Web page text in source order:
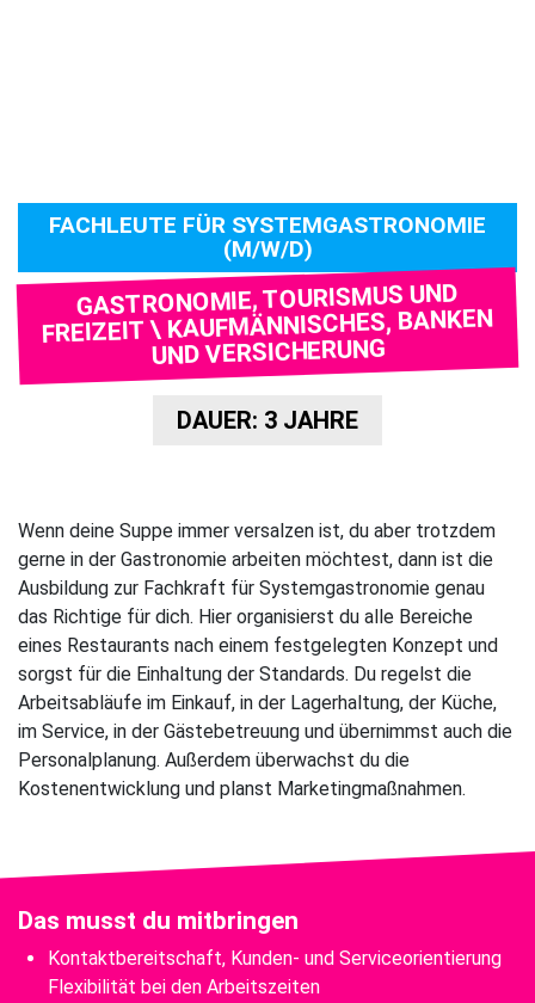
FACHLEUTE FÜR SYSTEMGASTRONOMIE
(M/W/D)
GASTRONOMIE, TOURISMUS UND
FREIZEIT \ KAUFMÄNNISCHES, BANKEN
UND VERSICHERUNG
DAUER: 3 JAHRE
Wenn deine Suppe immer versalzen ist, du aber trotzdem
gerne in der Gastronomie arbeiten möchtest, dann ist die
Ausbildung zur Fachkraft für Systemgastronomie genau
das Richtige für dich. Hier organisierst du alle Bereiche
eines Restaurants nach einem festgelegten Konzept und
sorgst für die Einhaltung der Standards. Du regelst die
Arbeitsabläufe im Einkauf, in der Lagerhaltung, der Küche,
im Service, in der Gästebetreuung und übernimmst auch die
Personalplanung. Außerdem überwachst du die
Kostenentwicklung und planst Marketingmaßnahmen.
Das musst du mitbringen
Kontaktbereitschaft, Kunden- und Serviceorientierung
Flexibilität bei den Arbeitszeiten